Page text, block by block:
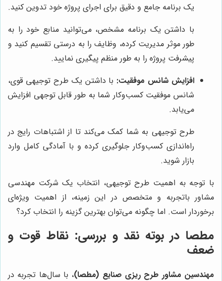
یک برنامه جامع و دقیق برای اجرای پروژه خود تدوین کنید.
با داشتن یک برنامه مشخص، می‌توانید منابع خود را به
طور موثر مدیریت کرده، وظایف را به درستی تقسیم کنید و
پیشرفت پروژه را به طور منظم پیگیری نمایید.
افزایش شانس موفقیت: با داشتن یک طرح توجیهی قوی،
شانس موفقیت کسب‌وکار شما به طور قابل توجهی افزایش
می‌یابد.
طرح توجیهی به شما کمک می‌کند تا از اشتباهات رایج در
راه‌اندازی کسب‌وکار جلوگیری کرده و با آمادگی کامل وارد
بازار شوید.
با توجه به اهمیت طرح توجیهی، انتخاب یک شرکت مهندسی
مشاور باتجربه و متخصص در این زمینه، از اهمیت ویژه‌ای
برخوردار است. اما چگونه می‌توان بهترین گزینه را انتخاب کرد؟
مطصا در بوته نقد و بررسی: نقاط قوت و
ضعف
مهندسین مشاور طرح ریزی صنایع (مطصا)، با سال‌ها تجربه در